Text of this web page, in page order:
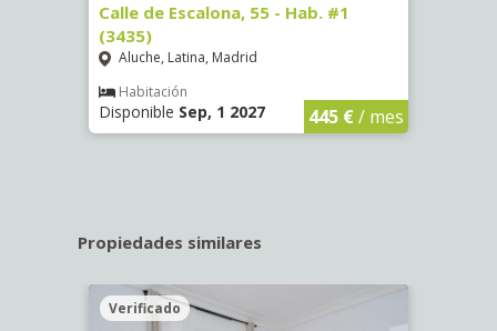
Calle de Escalona, 55 - Hab. #1
(3435)
Aluche, Latina, Madrid
Habitación
Disponible Sep, 1 2027 445 €/ mes
Propiedades similares
Verificado